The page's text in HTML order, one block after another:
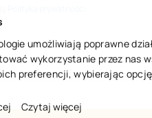
umożliwiają poprawne
wykorzystanie przez nas
preferencji, wybierając
Czytaj więcej